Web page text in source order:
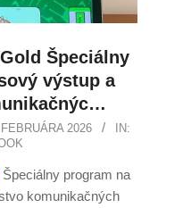
Špeciálny
výstup a
2026
IN:
Špeciálny program na
komunikačných